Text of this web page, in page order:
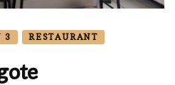
3 RESTAURANT